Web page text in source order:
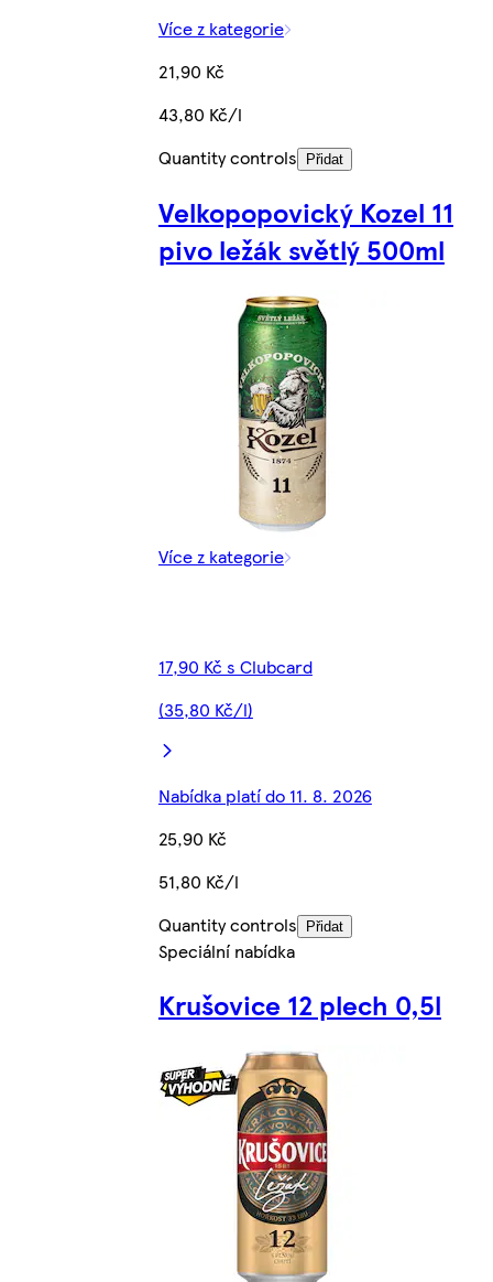
Více z kategorie
21,90 Kč
43,80 Kč/l
Quantity controls
Přidat
Velkopopovický Kozel 11
pivo ležák světlý 500ml
Více z kategorie
17,90 Kč s Clubcard
(35,80 Kč/l)
Nabídka platí do 11. 8. 2026
25,90 Kč
51,80 Kč/l
Quantity controls
Přidat
Speciální nabídka
Krušovice 12 plech 0,5l